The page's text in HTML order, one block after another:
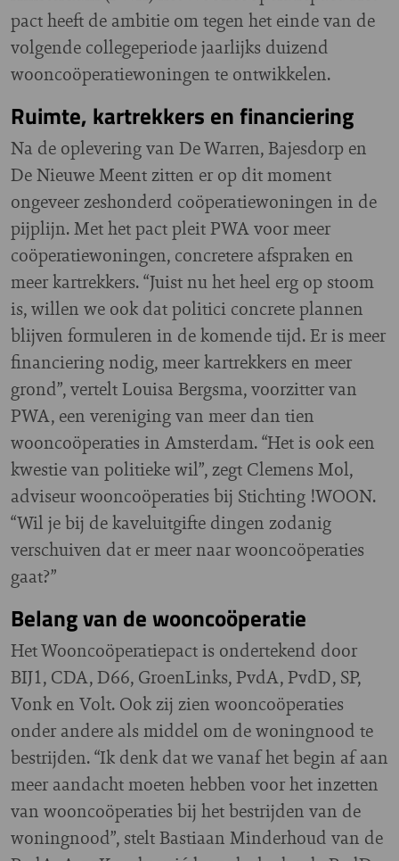
pact heeft de ambitie om tegen het einde van de
volgende collegeperiode jaarlijks duizend
wooncoöperatiewoningen te ontwikkelen.
Ruimte, kartrekkers en financiering
Na de oplevering van De Warren, Bajesdorp en
De Nieuwe Meent zitten er op dit moment
ongeveer zeshonderd coöperatiewoningen in de
pijplijn. Met het pact pleit PWA voor meer
coöperatiewoningen, concretere afspraken en
meer kartrekkers. “Juist nu het heel erg op stoom
is, willen we ook dat politici concrete plannen
blijven formuleren in de komende tijd. Er is meer
financiering nodig, meer kartrekkers en meer
grond”, vertelt Louisa Bergsma, voorzitter van
PWA, een vereniging van meer dan tien
wooncoöperaties in Amsterdam. “Het is ook een
kwestie van politieke wil”, zegt Clemens Mol,
adviseur wooncoöperaties bij Stichting !WOON.
“Wil je bij de kaveluitgifte dingen zodanig
verschuiven dat er meer naar wooncoöperaties
gaat?”
Belang van de wooncoöperatie
Het Wooncoöperatiepact is ondertekend door
BIJ1, CDA, D66, GroenLinks, PvdA, PvdD, SP,
Vonk en Volt. Ook zij zien wooncoöperaties
onder andere als middel om de woningnood te
bestrijden. “Ik denk dat we vanaf het begin af aan
meer aandacht moeten hebben voor het inzetten
van wooncoöperaties bij het bestrijden van de
woningnood”, stelt Bastiaan Minderhoud van de